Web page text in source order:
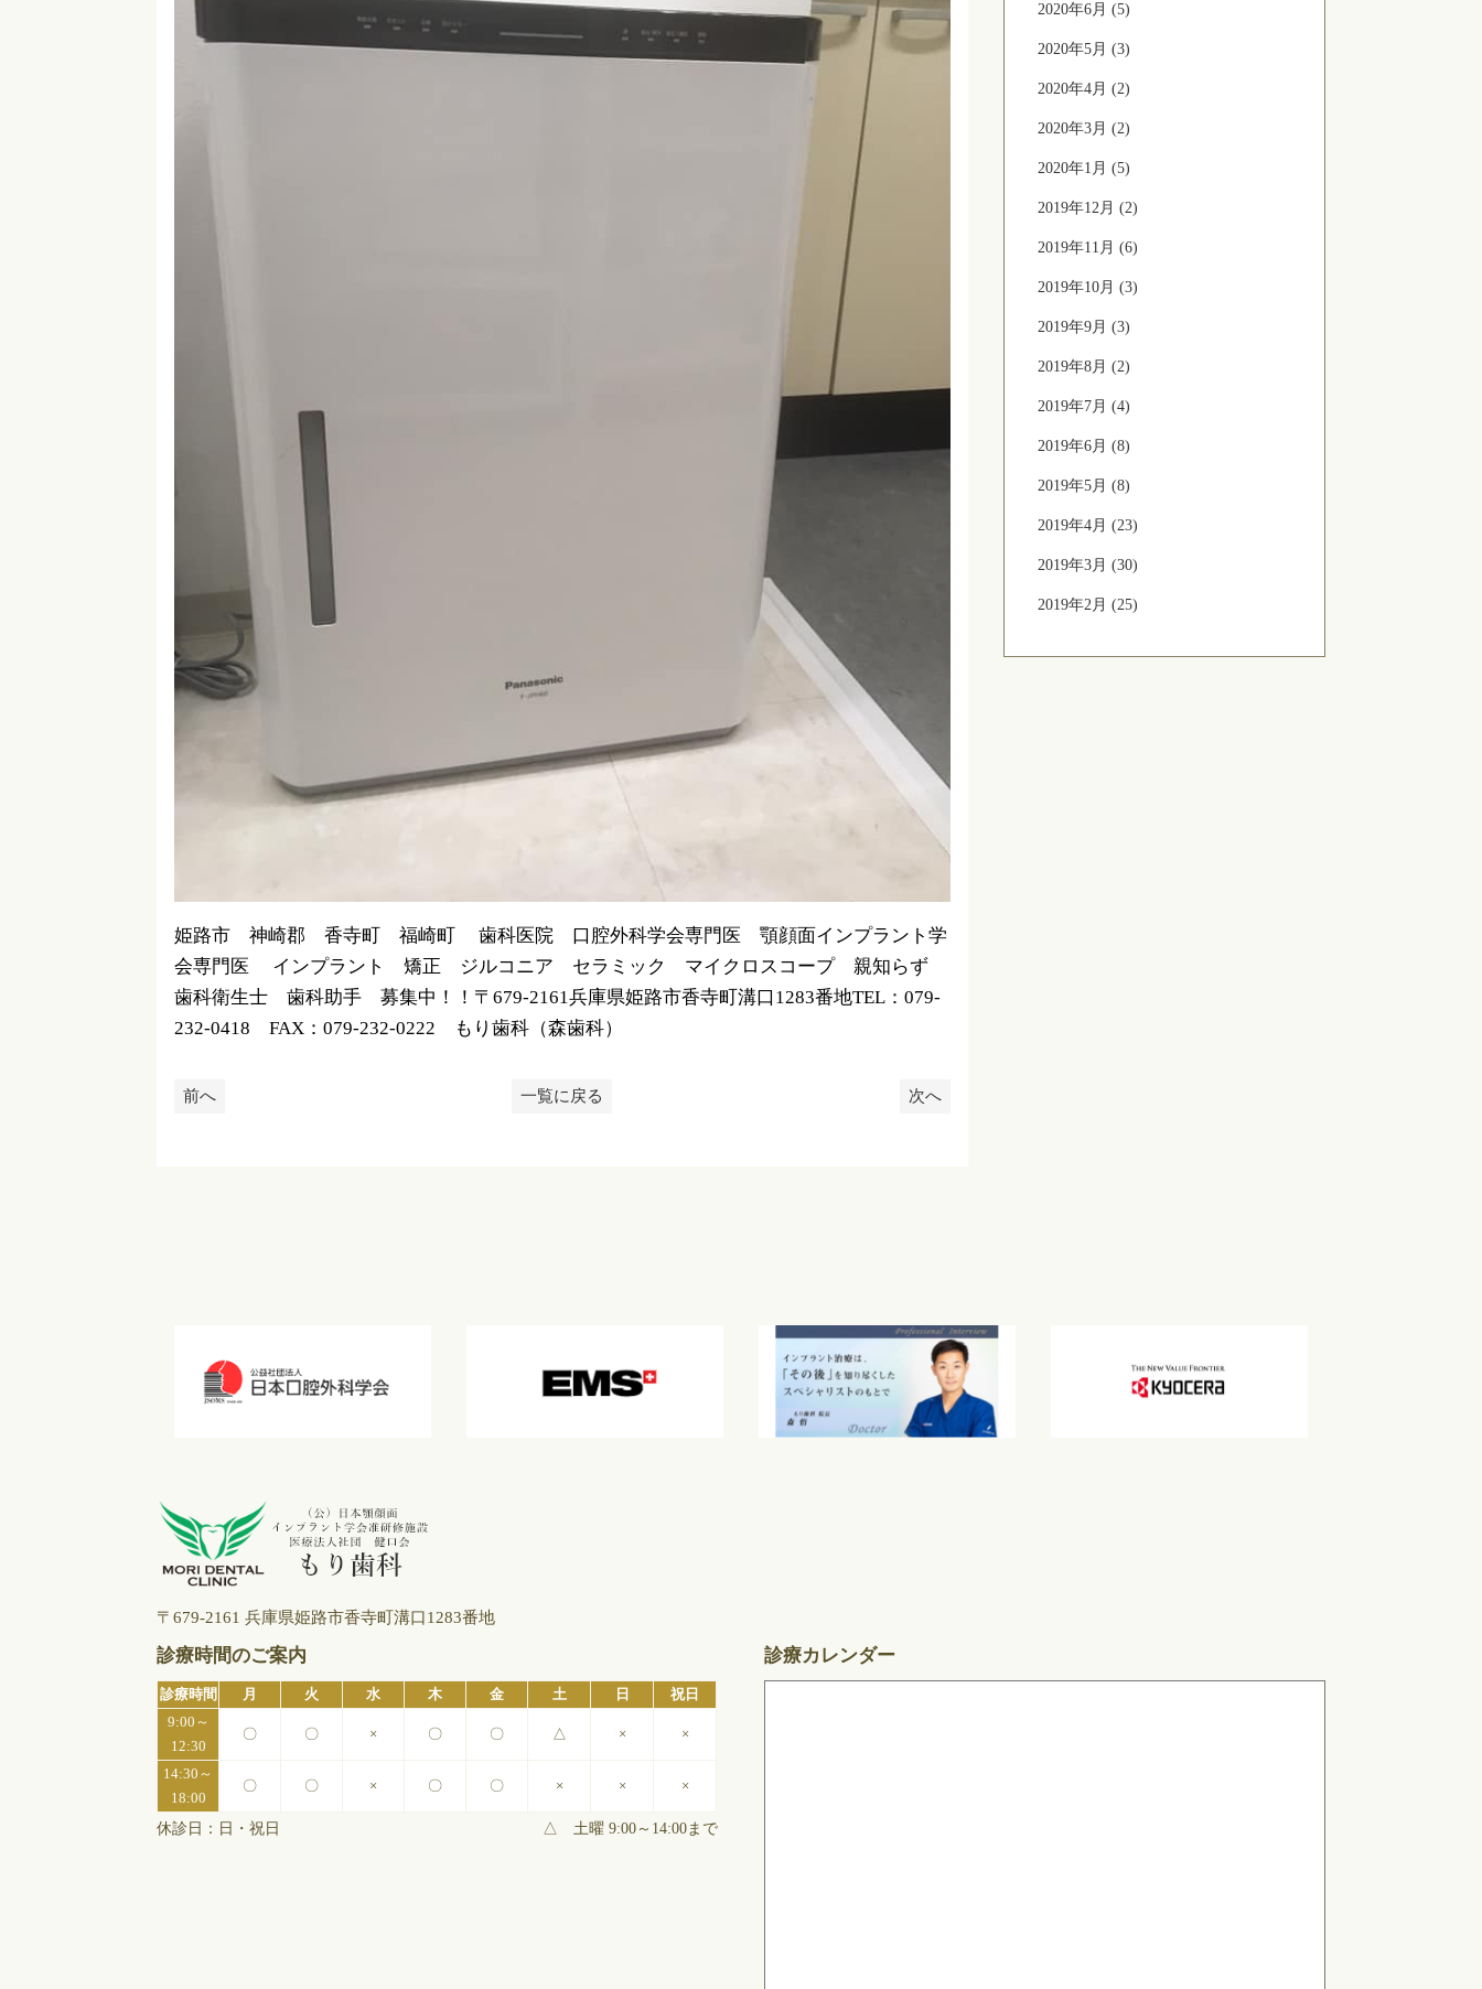
姫路市 神崎郡 香寺町 福崎町 歯科医院 口腔外科学会専門医 顎顔面インプラント学
会専門医 インプラント 矯正 ジルコニア セラミック マイクロスコープ 親知らず
歯科衛生士 歯科助手 募集中！！〒679-2161兵庫県姫路市香寺町溝口1283番地TEL：079-
232-0418 FAX：079-232-0222 もり歯科（森歯科）
前へ 一覧に戻る 次へ
2020年6月 (5)
2020年5月 (3)
2020年4月 (2)
2020年3月 (2)
2020年1月 (5)
2019年12月 (2)
2019年11月 (6)
2019年10月 (3)
2019年9月 (3)
2019年8月 (2)
2019年7月 (4)
2019年6月 (8)
2019年5月 (8)
2019年4月 (23)
2019年3月 (30)
2019年2月 (25)
〒679-2161 兵庫県姫路市⾹寺町溝⼝1283番地
診療時間のご案内
診療時間 月 火 水 木 金 土 日
祝日
9:00～
12:30
〇 〇 × 〇 〇 △ × ×
14:30～
18:00
〇 〇 × 〇 〇 × × ×
休診日：日・祝日 △ 土曜 9:00～14:00まで
診療カレンダー